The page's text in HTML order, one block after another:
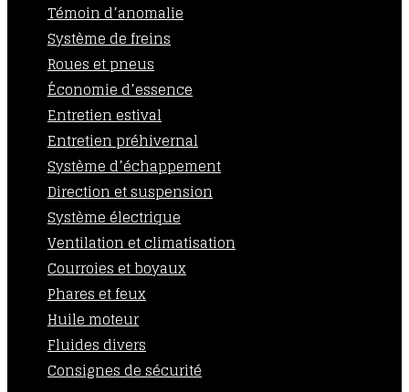
Témoin d’anomalie
Système de freins
Roues et pneus
Économie d’essence
Entretien estival
Entretien préhivernal
Système d’échappement
Direction et suspension
Système électrique
Ventilation et climatisation
Courroies et boyaux
Phares et feux
Huile moteur
Fluides divers
Consignes de sécurité